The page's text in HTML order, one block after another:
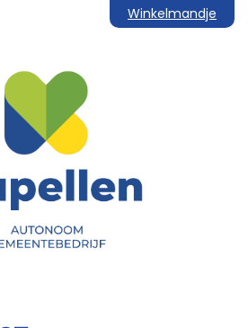
Winkelmandje